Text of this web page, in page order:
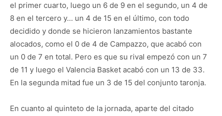
el primer cuarto, luego un 6 de 9 en el segundo, un 4 de
8 en el tercero y… un 4 de 15 en el último, con todo
decidido y donde se hicieron lanzamientos bastante
alocados, como el 0 de 4 de Campazzo, que acabó con
un 0 de 7 en total. Pero es que su rival empezó con un 7
de 11 y luego el Valencia Basket acabó con un 13 de 33.
En la segunda mitad fue un 3 de 15 del conjunto taronja.
En cuanto al quinteto de la jornada, aparte del citado